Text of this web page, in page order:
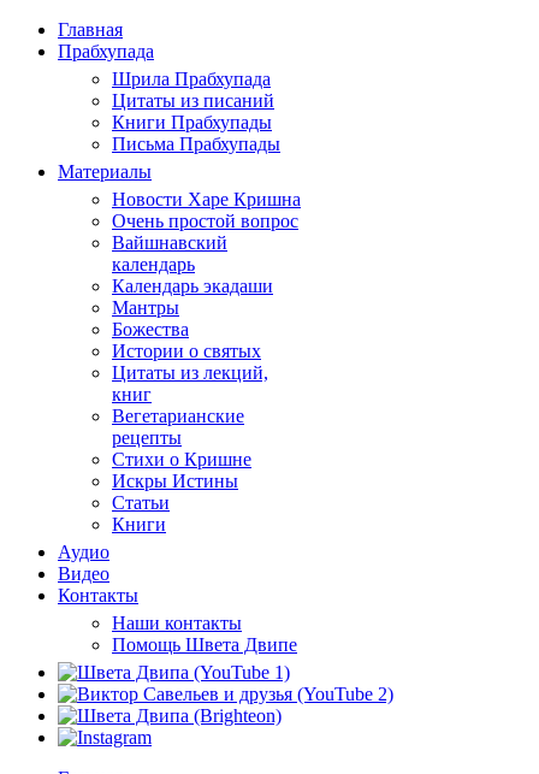
Главная
Прабхупада
Шрила Прабхупада
Цитаты из писаний
Книги Прабхупады
Письма Прабхупады
Материалы
Новости Харе Кришна
Очень простой вопрос
Вайшнавский
календарь
Календарь экадаши
Мантры
Божества
Истории о святых
Цитаты из лекций,
книг
Вегетарианские
рецепты
Стихи о Кришне
Искры Истины
Статьи
Книги
Аудио
Видео
Контакты
Наши контакты
Помощь Швета Двипе